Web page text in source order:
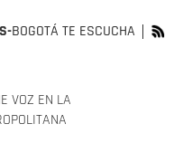
BOGOTÁ TE ESCUCHA
VOZ EN LA